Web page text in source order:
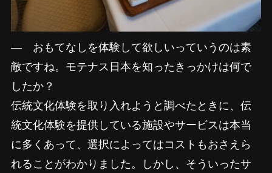
― おもてなしを体験して欲しいっていうのは素
敵ですね。モテナス日本を知ったきっかけは何で
したか？
伝統文化体験を取り入れようと調べたときに、伝
統文化体験を提供している施設やサービスは本当
に多くあって、選択によってはコストもおさえら
れることがわかりました。しかし、そういったサ